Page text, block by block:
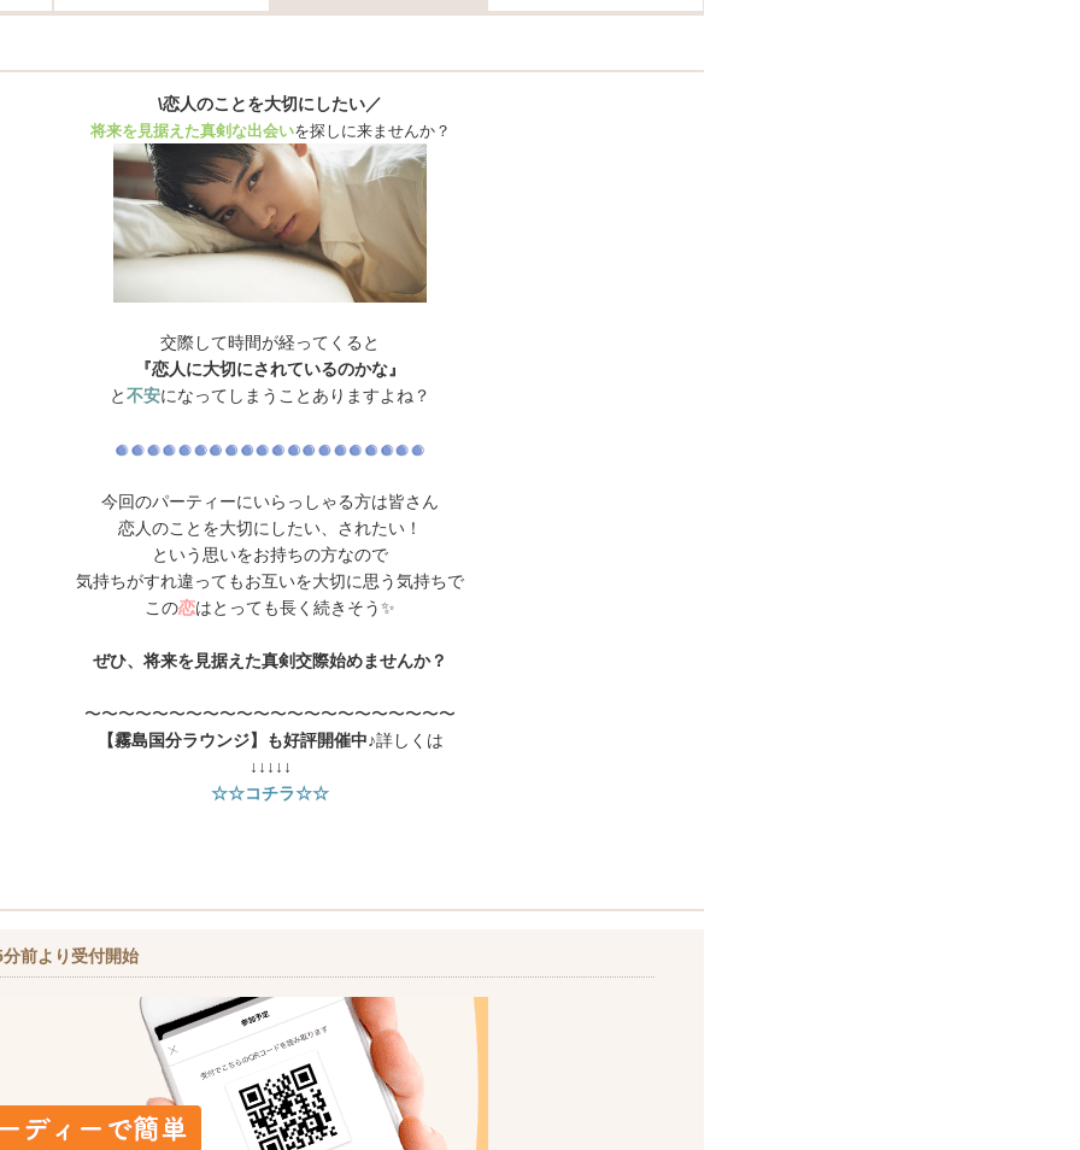
\恋人のことを大切にしたい／
将来を見据えた真剣な出会いを探しに来ませんか？
交際して時間が経ってくると
『恋人に大切にされているのかな』
と不安になってしまうことありますよね？
今回のパーティーにいらっしゃる方は皆さん
恋人のことを大切にしたい、されたい！
という思いをお持ちの方なので
気持ちがすれ違ってもお互いを大切に思う気持ちで
この恋はとっても長く続きそう✨
ぜひ、将来を見据えた真剣交際始めませんか？
〜〜〜〜〜〜〜〜〜〜〜〜〜〜〜〜〜〜〜〜〜〜
【霧島国分ラウンジ】も好評開催中♪詳しくは
↓↓↓↓↓
☆☆コチラ☆☆
前より受付開始